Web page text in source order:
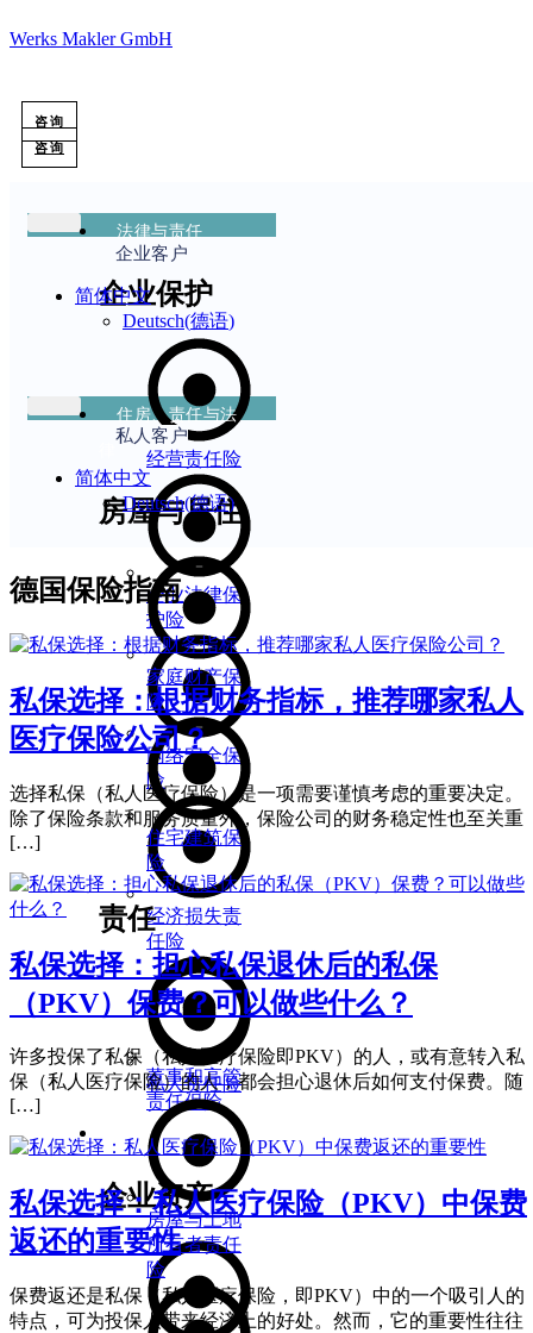
Werks Makler GmbH
咨询
咨询
法律与责任
企业保护
经营责任险
企业法律保
护险
网络安全保
险
经济损失责
任险
董事和高管
责任保险
财产与建筑
企业资产
企业客户
简体中文
Deutsch(德语)
住房、责任与法
房屋与居住
家庭财产保
险
住宅建筑保
险
责任
私人责任险
房屋与土地
所有者责任
险
私人客户
简体中文
Deutsch(德语)
德国保险指南
私保选择：根据财务指标，推荐哪家私人
医疗保险公司？
选择私保（私人医疗保险）是一项需要谨慎考虑的重要决定。
除了保险条款和服务质量外，保险公司的财务稳定性也至关重
[…]
私保选择：担心私保退休后的私保
（PKV）保费？可以做些什么？
许多投保了私保（私人医疗保险即PKV）的人，或有意转入私
保（私人医疗保险）的人，都会担心退休后如何支付保费。随
[…]
私保选择：私人医疗保险（PKV）中保费
返还的重要性
保费返还是私保（私人医疗保险，即PKV）中的一个吸引人的
特点，可为投保人带来经济上的好处。然而，它的重要性往往